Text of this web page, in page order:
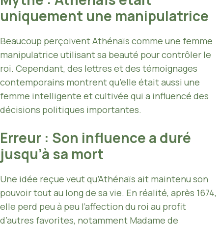
uniquement une manipulatrice
Beaucoup perçoivent Athénaïs comme une femme
manipulatrice utilisant sa beauté pour contrôler le
roi. Cependant, des lettres et des témoignages
contemporains montrent qu’elle était aussi une
femme intelligente et cultivée qui a influencé des
décisions politiques importantes.
Erreur : Son influence a duré
jusqu’à sa mort
Une idée reçue veut qu’Athénaïs ait maintenu son
pouvoir tout au long de sa vie. En réalité, après 1674,
elle perd peu à peu l’affection du roi au profit
d’autres favorites, notamment Madame de